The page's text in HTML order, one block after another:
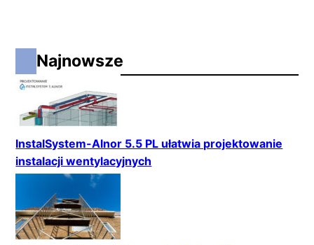
Najnowsze
InstalSystem-Alnor 5.5 PL ułatwia projektowanie
instalacji wentylacyjnych